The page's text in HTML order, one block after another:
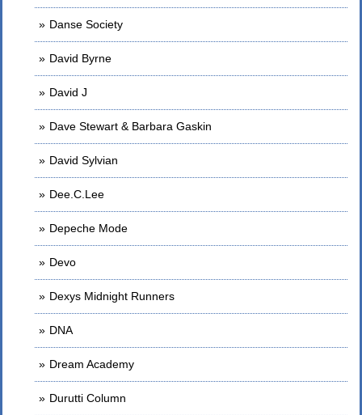
Danse Society
David Byrne
David J
Dave Stewart & Barbara Gaskin
David Sylvian
Dee.C.Lee
Depeche Mode
Devo
Dexys Midnight Runners
DNA
Dream Academy
Durutti Column